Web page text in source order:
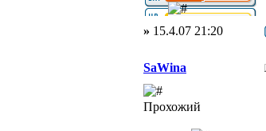
» 15.4.07 21:20
SaWina
Прохожий